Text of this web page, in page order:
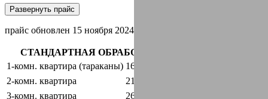
Развернуть прайс
прайс обновлен 15 ноября 2024 г.
СТАНДАРТНАЯ ОБРАБОТКА + ГАРАНТИЯ
1-комн. квартира (тараканы) 1600 руб.
2-комн. квартира 2100 руб.
3-комн. квартира 2600 руб.